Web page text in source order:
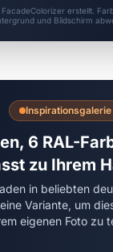
erstellt.
und Bildschirm
Inspirationsgalerie
6 RAL-
zu Ihrem
in beliebten
Variante, um
eigenen Foto zu